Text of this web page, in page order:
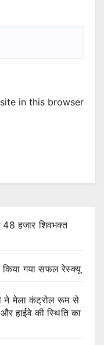
in this browser
हजार शिवभक्त
गया सफल रेस्क्यू
ने मेला कंट्रोल रूम से
और हाईवे की स्थिति का